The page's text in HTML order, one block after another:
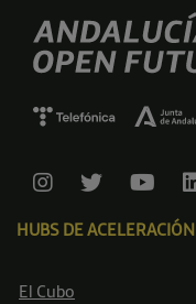
HUBS DE ACELERACIÓN
El Cubo